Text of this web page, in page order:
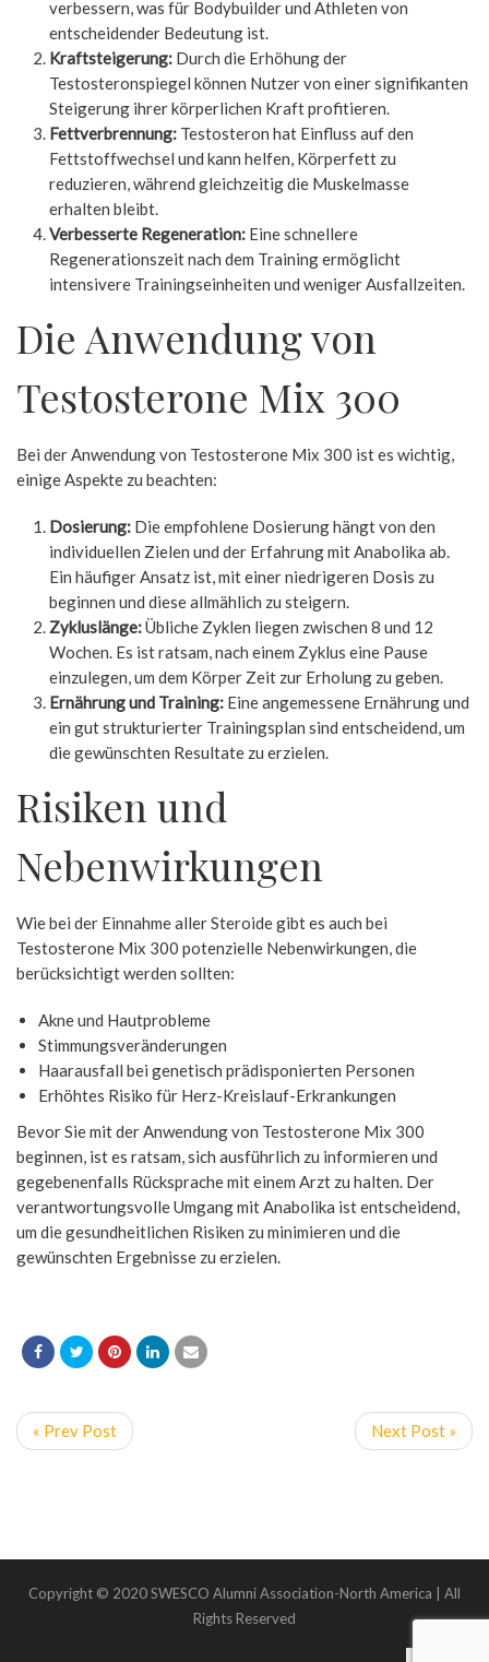
verbessern, was für Bodybuilder und Athleten von
entscheidender Bedeutung ist.
Kraftsteigerung: Durch die Erhöhung der
Testosteronspiegel können Nutzer von einer signifikanten
Steigerung ihrer körperlichen Kraft profitieren.
Fettverbrennung: Testosteron hat Einfluss auf den
Fettstoffwechsel und kann helfen, Körperfett zu
reduzieren, während gleichzeitig die Muskelmasse
erhalten bleibt.
Verbesserte Regeneration: Eine schnellere
Regenerationszeit nach dem Training ermöglicht
intensivere Trainingseinheiten und weniger Ausfallzeiten.
Die Anwendung von
Testosterone Mix 300
Bei der Anwendung von Testosterone Mix 300 ist es wichtig,
einige Aspekte zu beachten:
Dosierung: Die empfohlene Dosierung hängt von den
individuellen Zielen und der Erfahrung mit Anabolika ab.
Ein häufiger Ansatz ist, mit einer niedrigeren Dosis zu
beginnen und diese allmählich zu steigern.
Zykluslänge:Übliche Zyklen liegen zwischen 8 und 12
Wochen. Es ist ratsam, nach einem Zyklus eine Pause
einzulegen, um dem Körper Zeit zur Erholung zu geben.
Ernährung und Training: Eine angemessene Ernährung und
ein gut strukturierter Trainingsplan sind entscheidend, um
die gewünschten Resultate zu erzielen.
Risiken und
Nebenwirkungen
Wie bei der Einnahme aller Steroide gibt es auch bei
Testosterone Mix 300 potenzielle Nebenwirkungen, die
berücksichtigt werden sollten:
Akne und Hautprobleme
Stimmungsveränderungen
Haarausfall bei genetisch prädisponierten Personen
Erhöhtes Risiko für Herz-Kreislauf-Erkrankungen
Bevor Sie mit der Anwendung von Testosterone Mix 300
beginnen, ist es ratsam, sich ausführlich zu informieren und
gegebenenfalls Rücksprache mit einem Arzt zu halten. Der
verantwortungsvolle Umgang mit Anabolika ist entscheidend,
um die gesundheitlichen Risiken zu minimieren und die
gewünschten Ergebnisse zu erzielen.
« Prev Post Next Post »
Copyright © 2020 SWESCO Alumni Association-North America | All
Rights Reserved